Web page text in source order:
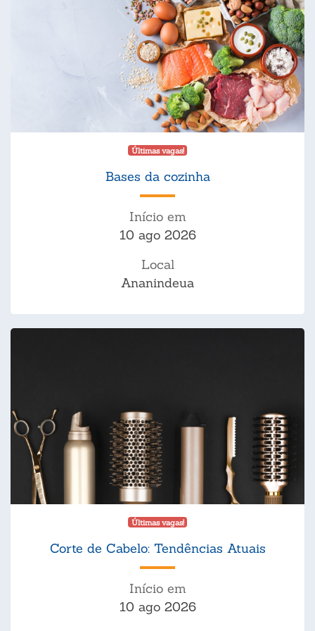
Últimas vagas!
Bases da cozinha
Início em
10 ago 2026
Local
Ananindeua
Últimas vagas!
Corte de Cabelo: Tendências Atuais
Início em
10 ago 2026